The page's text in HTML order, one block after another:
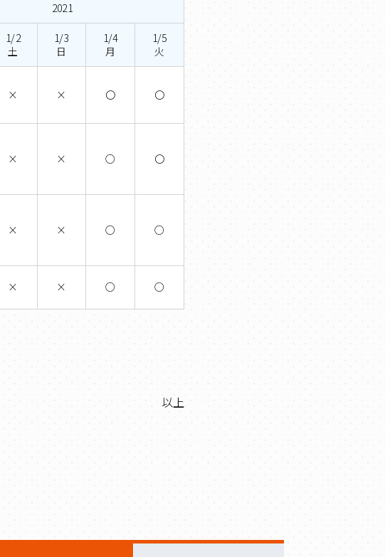
2021
1/2
土
1/3
日
1/4
月
1/5
火
× × 〇 〇
× × ○ 〇
× × ○ ○
× × ○ ○
以上